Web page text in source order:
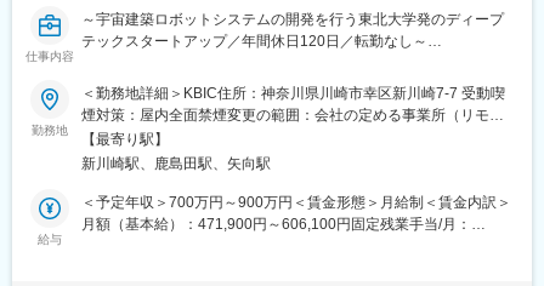
仕事内容
～宇宙建築ロボットシステムの開発を行う東北大学発のディープ
テックスタートアップ／年間休日120日／転勤なし～
■業務概要：
当社の財務責任者（CFO候補）として、事業成長を財務面からリ
ードしていただきます。
■業務詳細：
◇資金調達に向けた戦略立案・資料作成（VC対応含む）
◇財務モデルの策定と予実管理
勤務地
＜勤務地詳細＞KBIC住所：神奈川県川崎市幸区新川崎7-7 受動喫
煙対策：屋内全面禁煙変更の範囲：会社の定める事業所（リモー
トワーク含む）
【最寄り駅】
新川崎駅、鹿島田駅、矢向駅
給与
＜予定年収＞700万円～900万円＜賃金形態＞月給制＜賃金内訳＞
月額（基本給）：471,900円～606,100円固定残業手当/月：